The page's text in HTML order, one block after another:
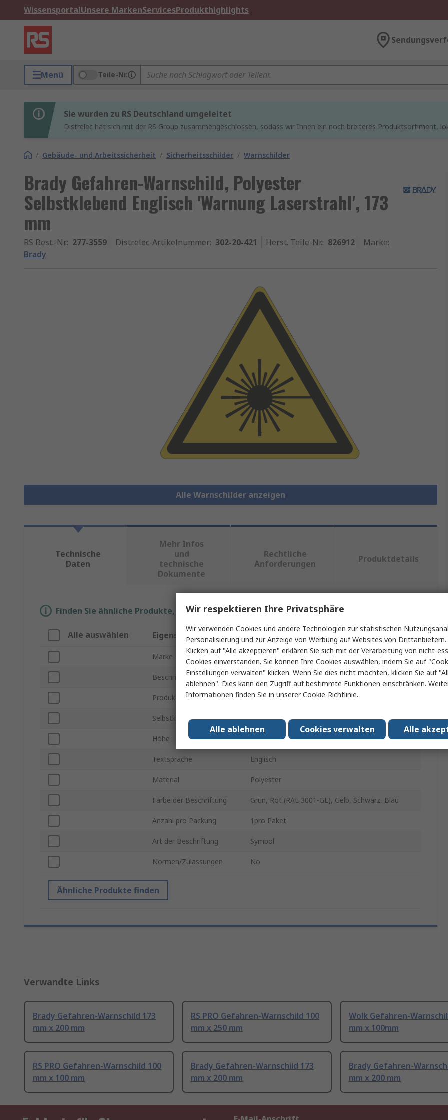
WissensportalUnsere MarkenServicesProdukthighlights
Menü Teile-Nr.
Sie wurden zu RS Deutschland umgeleitet
Distrelec hat sich mit der RS Group zusammengeschlossen, sodass wir Ihnen ein noch breiteres Produktsortiment,
/ Gebäude- und Arbeitssicherheit / Sicherheitsschilder / Warnschilder
Brady Gefahren-Warnschild, Polyester
Selbstklebend Englisch 'Warnung Laserstrahl', 173
mm
RS Best.-Nr.: 277-3559 Distrelec-Artikelnummer: 302-20-421 Herst. Teile-Nr.: 826912 Marke:
Brady
Alle Warnschilder anzeigen
Technische
Daten
Mehr Infos
und
technische
Dokumente
Rechtliche
Anforderungen
Produktdetails
Finden Sie ähnliche Produkte, indem Sie ein oder mehrere Eigenschaften auswählen.
Alle auswählen Eigenschaft Wert
Marke Brady
Beschriftung Warnung Laserstrahl
Produkt Typ Gefahren-Warnschild
Selbstklebend Ja
Höhe 173mm
Textsprache Englisch
Material Polyester
Farbe der Beschriftung Grün, Rot (RAL 3001-GL), Gelb, Schwarz, Blau
Anzahl pro Packung 1pro Paket
Art der Beschriftung Symbol
Normen/Zulassungen No
Ähnliche Produkte finden
Verwandte Links
Brady Gefahren-Warnschild 173
mm x 200 mm
RS PRO Gefahren-Warnschild 100
mm x 250 mm
Wolk Gefahren-
mm x 100mm
RS PRO Gefahren-Warnschild 100
mm x 100 mm
Brady Gefahren-Warnschild 173
mm x 200 mm
Brady Gefahren-
mm x 200 mm
Wir respektieren Ihre Privatsphäre
Wir verwenden Cookies und andere Technologien zur statistischen
Personalisierung und zur Anzeige von Werbung auf Websites von
Klicken auf "Alle akzeptieren" erklären Sie sich mit der Verarbeitung von nicht-
Cookies einverstanden. Sie können Ihre Cookies auswählen, indem Sie auf
Einstellungen verwalten" klicken. Wenn Sie dies nicht möchten, klicken Sie auf
ablehnen". Dies kann den Zugriff auf bestimmte Funktionen einschränken.
Informationen finden Sie in unsererCookie-Richtlinie.
Alle
Cookies verwalten
Alle ablehnen